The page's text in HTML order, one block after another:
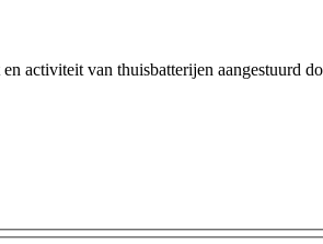
activiteit van thuisbatterijen aangestuurd